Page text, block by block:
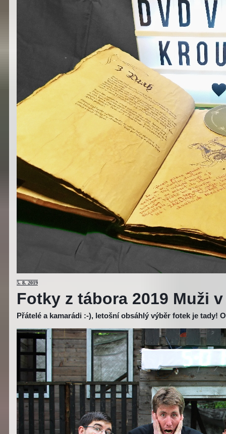
5. 8. 2019
Fotky z tábora 2019 Muži
Přátelé a kamarádi :-), letošní obsáhlý výběr fotek je tady!